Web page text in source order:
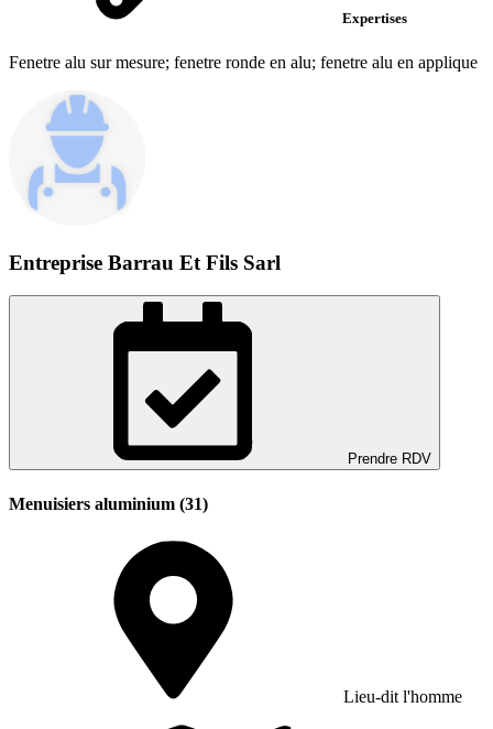
Expertises
Fenetre alu sur mesure; fenetre ronde en alu; fenetre alu en applique
Entreprise Barrau Et Fils Sarl
Prendre RDV
Menuisiers aluminium (31)
Lieu-dit l'homme